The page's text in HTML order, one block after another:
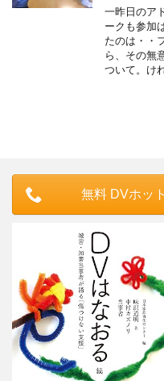
一昨日のア
ークも参加
たのは・・
ら、その無
ついて。け
無料 DVホッ